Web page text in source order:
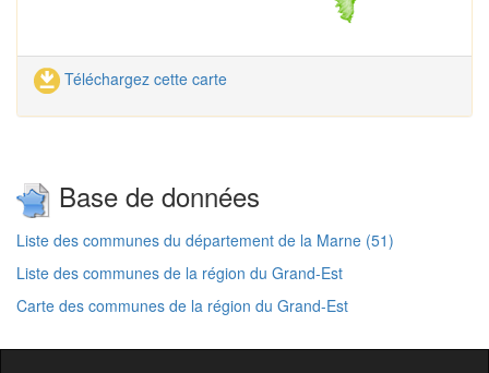
Téléchargez cette carte
Base de données
Liste des communes du département de la Marne (51)
Liste des communes de la région du Grand-Est
Carte des communes de la région du Grand-Est